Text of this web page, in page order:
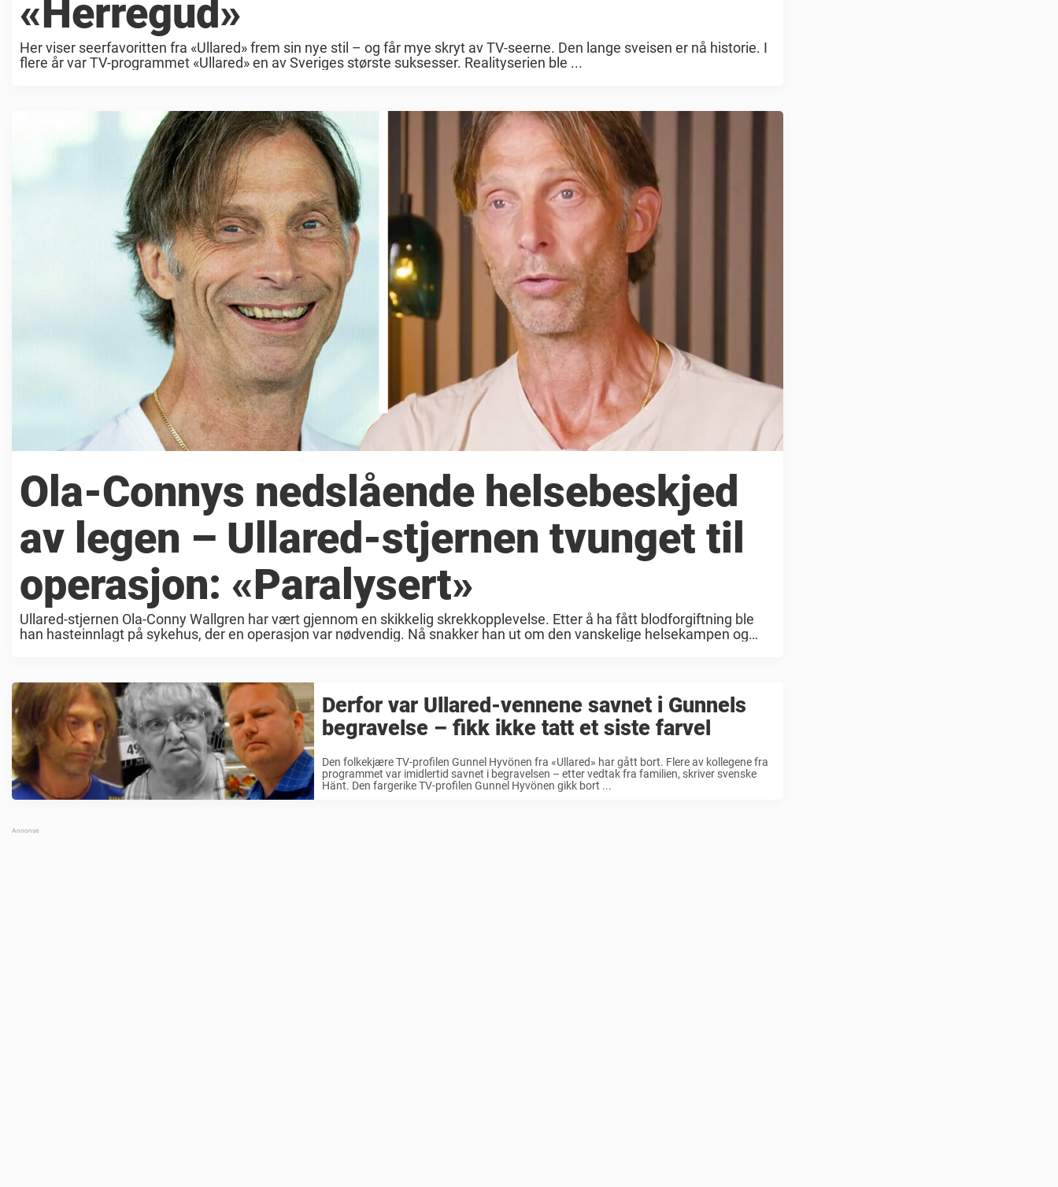
«Herregud»
Her viser seerfavoritten fra «Ullared» frem sin nye stil – og får mye skryt av TV-seerne. Den lange sveisen er nå historie. I
flere år var TV-programmet «Ullared» en av Sveriges største suksesser. Realityserien ble ...
Ola-Connys nedslående helsebeskjed
av legen – Ullared-stjernen tvunget til
operasjon: «Paralysert»
Ullared-stjernen Ola-Conny Wallgren har vært gjennom en skikkelig skrekkopplevelse. Etter å ha fått blodforgiftning ble
han hasteinnlagt på sykehus, der en operasjon var nødvendig. Nå snakker han ut om den vanskelige helsekampen og
Derfor var Ullared-vennene savnet i Gunnels
begravelse – fikk ikke tatt et siste farvel
Den folkekjære TV-profilen Gunnel Hyvönen fra «Ullared» har gått bort. Flere av kollegene fra
programmet var imidlertid savnet i begravelsen – etter vedtak fra familien, skriver svenske
Hänt. Den fargerike TV-profilen Gunnel Hyvönen gikk bort ...